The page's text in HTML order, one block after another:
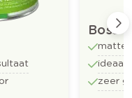
Boss-
matte
ideaal
zeer